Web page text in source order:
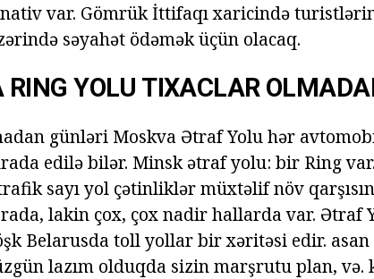
var. Gömrük İttifaqı xaricində
səyahət ödəmək üçün olacaq.
RING YOLU TIXACLAR
günləri Moskva Ətraf Yolu hər
edilə bilər. Minsk ətraf yolu: bir Ring var.
sayı yol çətinliklər müxtəlif növ
lakin çox, çox nadir hallarda var.
Belarusda toll yollar bir xəritəsi edir.
lazım olduqda sizin marşrutu plan, və.